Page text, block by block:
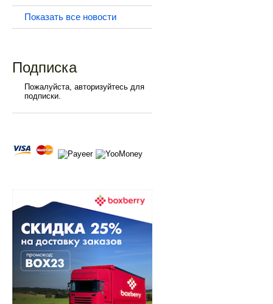
Показать все новости
Подписка
Пожалуйста, авторизуйтесь для
подписки.